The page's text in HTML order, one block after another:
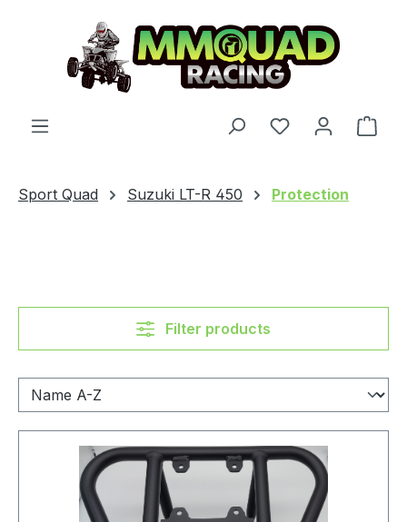
Skip to main content
You have 0
Sport Quad Suzuki LT-R 450 Protection
Filter products